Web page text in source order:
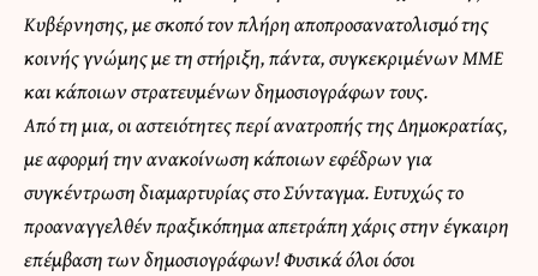
Κυβέρνησης, με σκοπό τον πλήρη αποπροσανατολισμό της
κοινής γνώμης με τη στήριξη, πάντα, συγκεκριμένων ΜΜΕ
και κάποιων στρατευμένων δημοσιογράφων τους.
Από τη μια, οι αστειότητες περί ανατροπής της Δημοκρατίας,
με αφορμή την ανακοίνωση κάποιων εφέδρων για
συγκέντρωση διαμαρτυρίας στο Σύνταγμα. Ευτυχώς το
προαναγγελθέν πραξικόπημα απετράπη χάρις στην έγκαιρη
επέμβαση των δημοσιογράφων! Φυσικά όλοι όσοι